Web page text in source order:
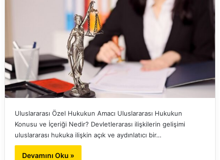
Uluslararası Özel Hukukun Amacı Uluslararası Hukukun
Konusu ve İçeriği Nedir? Devletlerarası ilişkilerin gelişimi
uluslararası hukuka ilişkin açık ve aydınlatıcı bir…
Devamını Oku »